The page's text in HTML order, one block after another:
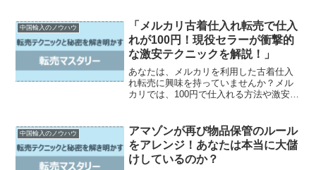
中国輸入のノウハウ
「メルカリ古着仕入れ転売で仕入
れが100円！現役セラーが衝撃的
な激安テクニックを解説！」
あなたは、メルカリを利用した古着仕入
れ転売に興味を持っていませんか？メル
カリでは、100円で仕入れる方法や激安で
激安テクニックや安く仕入れて高く売る
秘訣、利益を出すため...
中国輸入のノウハウ
アマゾンが再び物品保管のルール
をアレンジ！あなたは本当に大儲
けしているのか？